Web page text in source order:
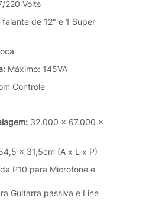
220 Volts
falante de 12" e 1 Super
Máximo: 145VA
Controle
32.000 x 67.000 x
x 31,5cm (A x L x P)
P10 para Microfone e
Guitarra passiva e Line